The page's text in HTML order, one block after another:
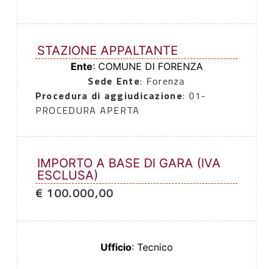
STAZIONE APPALTANTE
Ente: COMUNE DI FORENZA
Sede Ente: Forenza
Procedura di aggiudicazione: 01-
PROCEDURA APERTA
IMPORTO A BASE DI GARA (IVA
ESCLUSA)
€ 100.000,00
Ufficio: Tecnico